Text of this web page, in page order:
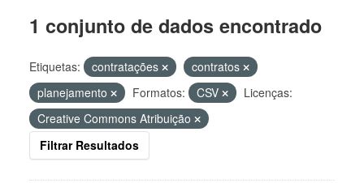
1 conjunto de dados encontrado
Etiquetas: contratações
contratos
planejamento
Formatos: CSV
Licenças:
Creative Commons Atribuição
Filtrar Resultados